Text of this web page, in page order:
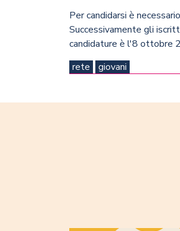
Per candidarsi è
Successivamente gli
candidature è l'8 ottobre
rete
giovani